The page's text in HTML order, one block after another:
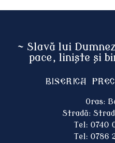
~ Slavă lui
pace, liniște și
Biserica
Oras:
Stradă:
Tel: 0740
Tel: 0786